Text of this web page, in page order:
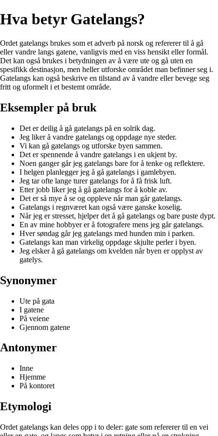
Hva betyr Gatelangs?
Ordet gatelangs brukes som et adverb på norsk og refererer til å gå
eller vandre langs gatene, vanligvis med en viss hensikt eller formål.
Det kan også brukes i betydningen av å være ute og gå uten en
spesifikk destinasjon, men heller utforske området man befinner seg i.
Gatelangs kan også beskrive en tilstand av å vandre eller bevege seg
fritt og uformelt i et bestemt område.
Eksempler på bruk
Det er deilig å gå gatelangs på en solrik dag.
Jeg liker å vandre gatelangs og oppdage nye steder.
Vi kan gå gatelangs og utforske byen sammen.
Det er spennende å vandre gatelangs i en ukjent by.
Noen ganger går jeg gatelangs bare for å tenke og reflektere.
I helgen planlegger jeg å gå gatelangs i gamlebyen.
Jeg tar ofte lange turer gatelangs for å få frisk luft.
Etter jobb liker jeg å gå gatelangs for å koble av.
Det er så mye å se og oppleve når man går gatelangs.
Gatelangs i regnværet kan også være ganske koselig.
Når jeg er stresset, hjelper det å gå gatelangs og bare puste dypt.
En av mine hobbyer er å fotografere mens jeg går gatelangs.
Hver søndag går jeg gatelangs med hunden min i parken.
Gatelangs kan man virkelig oppdage skjulte perler i byen.
Jeg elsker å gå gatelangs om kvelden når byen er opplyst av
gatelys.
Synonymer
Ute på gata
I gatene
På veiene
Gjennom gatene
Antonymer
Inne
Hjemme
På kontoret
Etymologi
Ordet gatelangs kan deles opp i to deler: gate som refererer til en vei